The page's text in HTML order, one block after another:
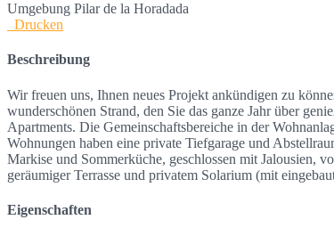
Umgebung Pilar de la Horadada
Drucken
Beschreibung
Wir freuen uns, Ihnen neues Projekt ankündigen zu
wunderschönen Strand, den Sie das ganze Jahr über
Apartments. Die Gemeinschaftsbereiche in der
Wohnungen haben eine private Tiefgarage und
Markise und Sommerküche, geschlossen mit Jalousien,
geräumiger Terrasse und privatem Solarium (mit
Eigenschaften